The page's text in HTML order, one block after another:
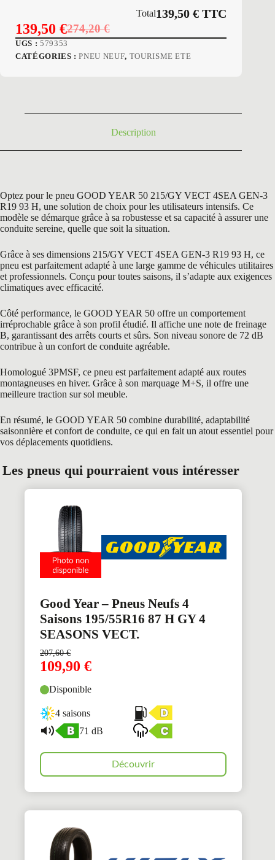
Total139,50€ TTC
274,20€
Le
prix
139,50 €
Le
prix
UGS : 579353
CATÉGORIES :PNEU NEUF, TOURISME ETE
Description
Optez pour le pneu GOOD YEAR 50 215/GY VECT 4SEA GEN-3
R19 93 H, une solution de choix pour les utilisateurs intensifs. Ce
modèle se démarque grâce à sa robustesse et sa capacité à assurer une
conduite sereine, quelle que soit la situation.
Grâce à ses dimensions 215/GY VECT 4SEA GEN-3 R19 93 H, ce
pneu est parfaitement adapté à une large gamme de véhicules utilitaires
et professionnels. Conçu pour toutes saisons, il s’adapte aux exigences
climatiques avec efficacité.
Côté performance, le GOOD YEAR 50 offre un comportement
irréprochable grâce à son profil étudié. Il affiche une note de freinage
B, garantissant des arrêts courts et sûrs. Son niveau sonore de 72 dB
contribue à un confort de conduite agréable.
Homologué 3PMSF, ce pneu est parfaitement adapté aux routes
montagneuses en hiver. Grâce à son marquage M+S, il offre une
meilleure traction sur sol meuble.
En résumé, le GOOD YEAR 50 combine durabilité, adaptabilité
saisonnière et confort de conduite, ce qui en fait un atout essentiel pour
vos déplacements quotidiens.
Les pneus qui pourraient vous intéresser
Good Year – Pneus Neufs 4
Saisons 195/55R16 87 H GY 4
SEASONS VECT.
207,60€
109,90 €
Disponible
4 saisons
71 dB
Découvrir